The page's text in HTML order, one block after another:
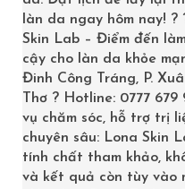
làn da ngay hôm nay!
Skin Lab – Điểm đến
cậy cho làn da khỏe
Đinh Công Tráng, P.
Thơ ? Hotline: 0777
vụ chăm sóc, hỗ trợ trị
chuyên sâu: Lona Skin
tính chất tham khảo,
và kết quả còn tùy vào